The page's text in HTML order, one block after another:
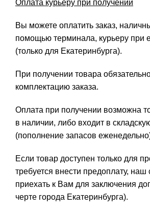
Оплата курьеру при получении
Вы можете оплатить заказ,
помощью терминала, курьеру при
(только для Екатеринбурга).
При получении товара
комплектацию заказа.
Оплата при получении возможна
в наличии, либо входит в
(пополнение запасов
Если товар доступен только для
требуется внести предоплату, наш
приехать к Вам для заключения
черте города Екатеринбурга).